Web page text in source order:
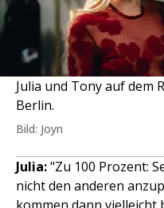
Julia und Tony auf dem
Berlin.
Bild: Joyn
Julia:"Zu 100 Prozent:
nicht den anderen